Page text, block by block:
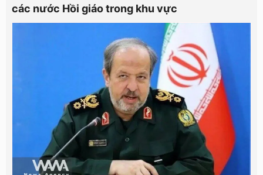
các nước Hồi giáo trong khu vực